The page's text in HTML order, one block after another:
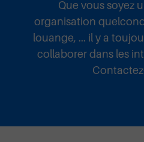
Que vous soyez
organisation
louange, ... il y a
collaborer dans les